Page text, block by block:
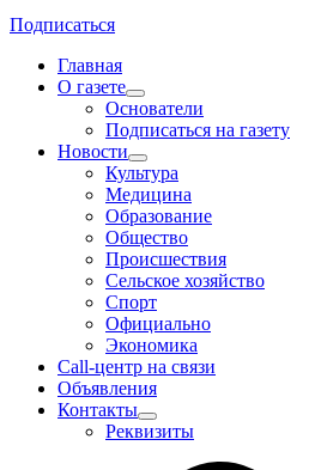
Подписаться
Главная
О газете
Основатели
Подписаться на газету
Новости
Культура
Медицина
Образование
Общество
Происшествия
Сельское хозяйство
Спорт
Официально
Экономика
Call-центр на связи
Объявления
Контакты
Реквизиты